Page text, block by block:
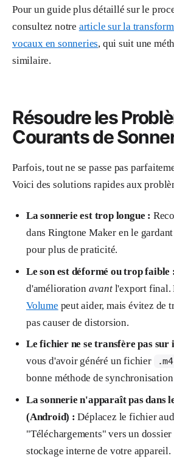
Pour un guide plus détaillé sur le
consultez notre article sur la
vocaux en sonneries, qui suit une
similaire.
Résoudre les
Courants de
Parfois, tout ne se passe pas
Voici des solutions rapides aux
La sonnerie est trop longue :
dans Ringtone Maker en le
pour plus de praticité.
Le son est déformé ou trop faible :
d'amélioration avantl'export final.
Volume peut aider, mais évitez de
pas causer de distorsion.
Le fichier ne se transfère pas sur
vous d'avoir généré un fichier
bonne méthode de
La sonnerie n'apparaît pas dans
(Android) : Déplacez le fichier
"Téléchargements" vers un
stockage interne de votre appareil.